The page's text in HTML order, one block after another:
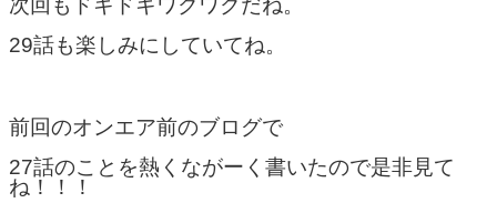
次回もドキドキワクワクだね。
29話も楽しみにしていてね。
前回のオンエア前のブログで
27話のことを熱くながーく書いたので是非見て
ね！！！